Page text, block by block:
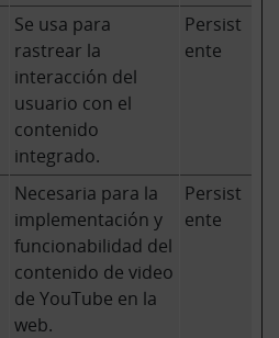
Se usa para
rastrear la
interacción del
usuario con el
contenido
integrado.
Persist
ente
Necesaria para la
implementación y
funcionabilidad del
contenido de video
de YouTube en la
web.
Persist
ente